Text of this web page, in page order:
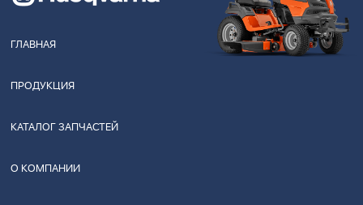
ГЛАВНАЯ
ПРОДУКЦИЯ
КАТАЛОГ ЗАПЧАСТЕЙ
О КОМПАНИИ